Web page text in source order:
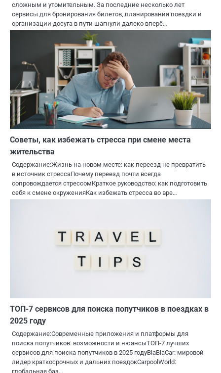
сложным и утомительным. За последние несколько лет
сервисы для бронирования билетов, планирования поездки и
организации досуга в пути шагнули далеко вперё…
Советы, как избежать стресса при смене места
жительства
Содержание:Жизнь на новом месте: как переезд не превратить
в источник стрессаПочему переезд почти всегда
сопровождается стрессомКраткое руководство: как подготовить
себя к смене окруженияКак избежать стресса во вре…
ТОП-7 сервисов для поиска попутчиков в поездках в
2025 году
Содержание:Современные приложения и платформы для
поиска попутчиков: возможности и нюансыТОП-7 лучших
сервисов для поиска попутчиков в 2025 годуBlaBlaCar: мировой
лидер краткосрочных и дальних поездокCarpoolWorld:
глобальная баз…